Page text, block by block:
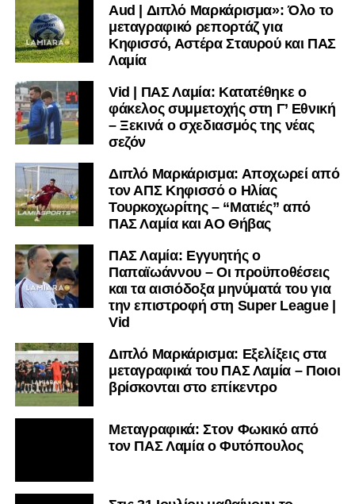
00:00
Aud | Διπλό Μαρκάρισμα»: Όλο το
μεταγραφικό ρεπορτάζ για
Κηφισσό, Αστέρα Σταυρού και ΠΑΣ
Λαμία
Vid | ΠΑΣ Λαμία: Κατατέθηκε ο
φάκελος συμμετοχής στη Γ’ Εθνική
– Ξεκινά ο σχεδιασμός της νέας
σεζόν
Διπλό Μαρκάρισμα: Αποχωρεί από
τον ΑΠΣ Κηφισσό ο Ηλίας
Τουρκοχωρίτης – “Ματιές” από
ΠΑΣ Λαμία και ΑΟ Θήβας
ΠΑΣ Λαμία: Εγγυητής ο
Παπαϊωάννου – Οι προϋποθέσεις
και τα αισιόδοξα μηνύματά του για
την επιστροφή στη Super League |
Vid
Διπλό Μαρκάρισμα: Εξελίξεις στα
μεταγραφικά του ΠΑΣ Λαμία – Ποιοι
βρίσκονται στο επίκεντρο
Μεταγραφικά: Στον Φωκικό από
τον ΠΑΣ Λαμία ο Φυτόπουλος